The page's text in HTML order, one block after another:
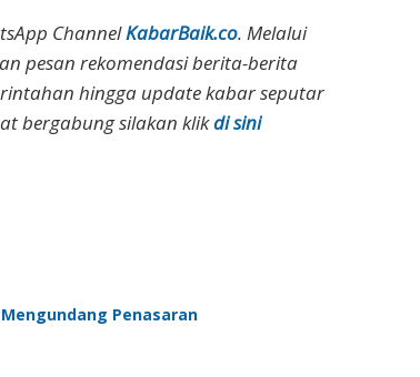
ChannelKabarBaik.co. Melalui
pesan rekomendasi berita-berita
hingga update kabar seputar
bergabung silakan klikdi sini
Penasaran